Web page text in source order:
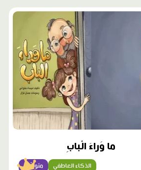
ما وَراءَ الْبابِ
متوسّط الذكاء العاطفي